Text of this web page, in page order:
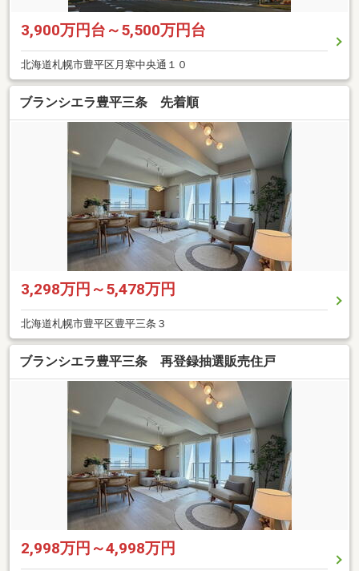
3,900万円台～5,500万円台
北海道札幌市豊平区月寒中央通１０
ブランシエラ豊平三条 先着順
3,298万円～5,478万円
北海道札幌市豊平区豊平三条３
ブランシエラ豊平三条 再登録抽選販売住戸
2,998万円～4,998万円